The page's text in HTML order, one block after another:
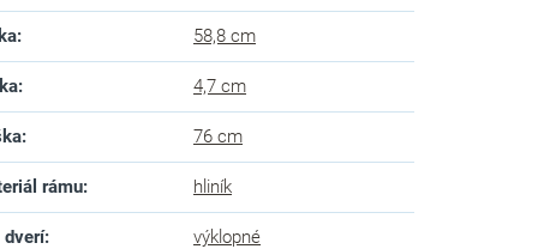
: 58,8 cm
: 4,7 cm
: 76 cm
rámu: hliník
dverí: výklopné